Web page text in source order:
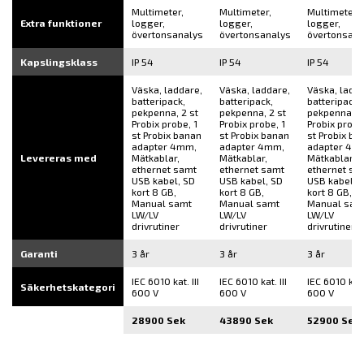
Extra funktioner
Multimeter,
logger,
övertonsanalys
Multimeter,
logger,
övertonsanalys
Multimeter,
logger,
Kapslingsklass IP 54 IP 54 IP 54
Levereras med
Väska, laddare,
batteripack,
pekpenna, 2 st
Probix probe, 1
st Probix banan
adapter 4mm,
Mätkablar,
ethernet samt
USB kabel, SD
kort 8 GB,
Manual samt
LW/LV
drivrutiner
Väska, laddare,
batteripack,
pekpenna, 2 st
Probix probe, 1
st Probix banan
adapter 4mm,
Mätkablar,
ethernet samt
USB kabel, SD
kort 8 GB,
Manual samt
LW/LV
drivrutiner
Väska,
batteripack,
pekpenna,
Probix
st Probix
adapter
Mätkablar,
ethernet
USB kabel,
kort 8 GB,
Manual
LW/LV
drivrutiner
Garanti 3 år 3 år 3 år
Säkerhetskategori
IEC 6010 kat. III
600 V
IEC 6010 kat. III
600 V
IEC 6010
600 V
28900 Sek 43890 Sek 52900 Sek